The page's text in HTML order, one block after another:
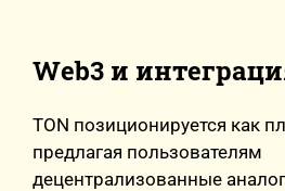
Web3 и
TON позиционируется как
предлагая пользователям
децентрализованные